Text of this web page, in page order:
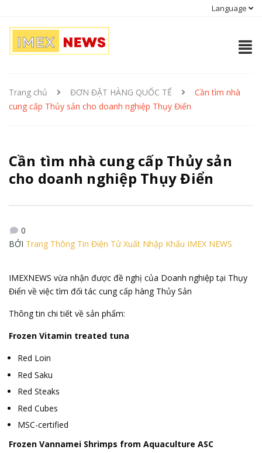
Language
Trang chủ ĐƠN ĐẶT HÀNG QUỐC TẾ
Cần tìm nhà
cung cấp Thủy sản cho doanh nghiệp Thụy Điển
Cần tìm nhà cung cấp Thủy sản
cho doanh nghiệp Thụy Điển
0
BỞI Trang Thông Tin Điện Tử Xuất Nhập Khẩu IMEX NEWS
IMEXNEWS vừa nhận được đề nghị của Doanh nghiệp tại Thụy
Điển về việc tìm đối tác cung cấp hàng Thủy Sản
Thông tin chi tiết về sản phẩm:
Frozen Vitamin treated tuna
Red Loin
Red Saku
Red Steaks
Red Cubes
MSC-certified
Frozen Vannamei Shrimps from Aquaculture ASC